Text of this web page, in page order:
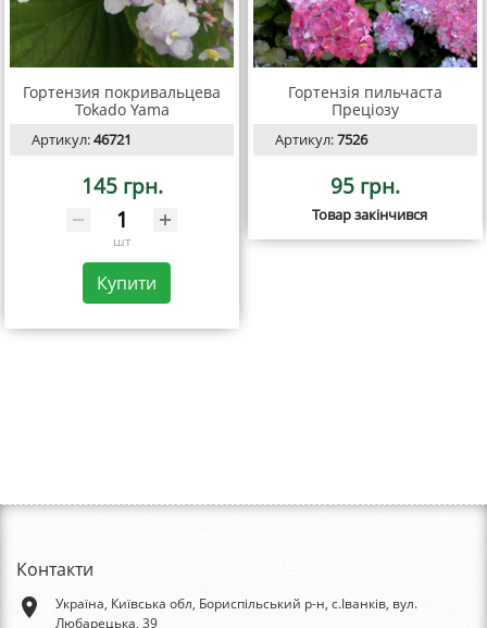
Гортензия покривальцева
Tokado Yama
Артикул:46721
145 грн.
шт
Купити
Гортензія пильчаста
Преціозу
Артикул:7526
95 грн.
Товар закінчився
Контакти
place
Україна, Київська обл, Бориспільський р-н, с.Іванків, вул.
Любарецька, 39